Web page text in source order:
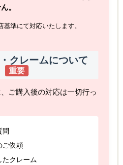
。
準にて対応いたします。
クレームについて
重要
ご購入後の対応は一切行っ
問
ご依頼
たクレーム